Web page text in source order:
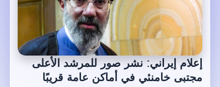
إعلام إيراني: نشر صور للمرشد الأعلى
مجتبى خامنئي في أماكن عامة قريبًا